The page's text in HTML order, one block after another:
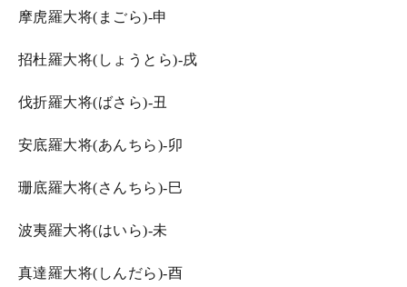
摩虎羅大将(まごら)-申
招杜羅大将(しょうとら)-戌
伐折羅大将(ばさら)-丑
安底羅大将(あんちら)-卯
珊底羅大将(さんちら)-巳
波夷羅大将(はいら)-未
真達羅大将(しんだら)-酉